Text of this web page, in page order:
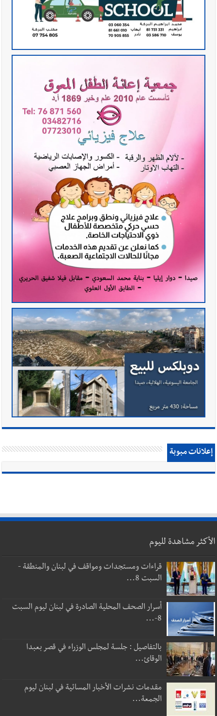
إعلانات مبوبة
الأكثر مشاهدة لليوم
قراءات ومستجدات ومواقف في لبنان والمنطقة -
السبت 8...
أسرار الصحف المحلية الصادرة في لبنان ليوم السبت
8-...
بالتفاصيل : جلسة لمجلس الوزراء في قصر بعبدا
الوقائ...
مقدمات نشرات الأخبار المسائية في لبنان ليوم
الجمعة...